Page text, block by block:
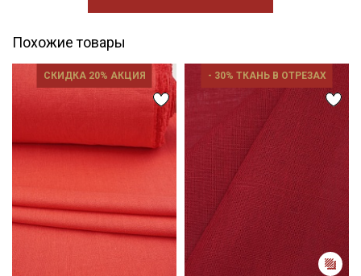
Похожие товары
СКИДКА 20% АКЦИЯ - 30% ТКАНЬ В ОТРЕЗАХ